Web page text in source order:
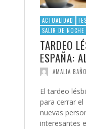
ACTUALIDAD
SALIR DE NOCHE
TARDEO
ESPAÑA:
AMALIA
El tardeo
para cerrar
nuevas
interesantes